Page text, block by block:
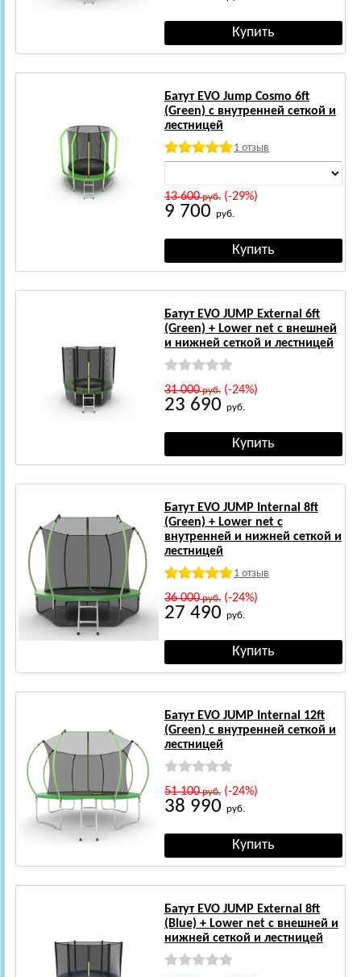
Батут EVO Jump Cosmo 6ft
(Green) с внутренней сеткой и
лестницей
1 отзыв
13 600руб.(-29%)
9 700 руб.
Батут EVO JUMP External 6ft
(Green) + Lower net с внешней
и нижней сеткой и лестницей
31 000руб.(-24%)
23 690 руб.
Батут EVO JUMP Internal 8ft
(Green) + Lower net с
внутренней и нижней сеткой и
лестницей
1 отзыв
36 000руб.(-24%)
27 490 руб.
Батут EVO JUMP Internal 12ft
(Green) с внутренней сеткой и
лестницей
51 100руб.(-24%)
38 990 руб.
Батут EVO JUMP External 8ft
(Blue) + Lower net с внешней и
нижней сеткой и лестницей